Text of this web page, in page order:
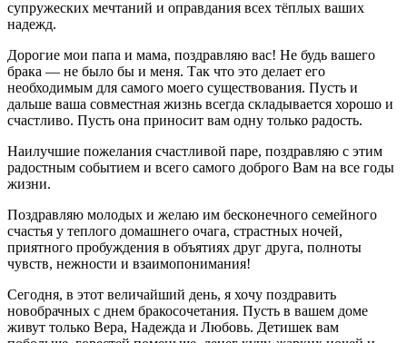
супружеских мечтаний и оправдания всех тёплых ваших
надежд.
Дорогие мои папа и мама, поздравляю вас! Не будь вашего
брака — не было бы и меня. Так что это делает его
необходимым для самого моего существования. Пусть и
дальше ваша совместная жизнь всегда складывается хорошо и
счастливо. Пусть она приносит вам одну только радость.
Наилучшие пожелания счастливой паре, поздравляю с этим
радостным событием и всего самого доброго Вам на все годы
жизни.
Поздравляю молодых и желаю им бесконечного семейного
счастья у теплого домашнего очага, страстных ночей,
приятного пробуждения в объятиях друг друга, полноты
чувств, нежности и взаимопонимания!
Сегодня, в этот величайший день, я хочу поздравить
новобрачных с днем бракосочетания. Пусть в вашем доме
живут только Вера, Надежда и Любовь. Детишек вам